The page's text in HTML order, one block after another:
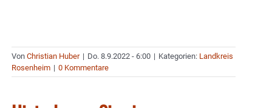
Von Christian Huber | Do. 8.9.2022 - 6:00 | Kategorien: Landkreis
Rosenheim | 0 Kommentare